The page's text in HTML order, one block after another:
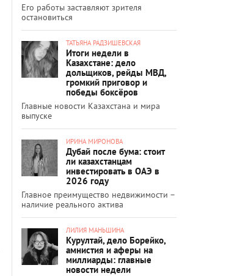
Его работы заставляют зрителя
остановиться
ТАТЬЯНА РАДЗИШЕВСКАЯ
Итоги недели в
Казахстане: дело
дольщиков, рейды МВД,
громкий приговор и
победы боксёров
Главные новости Казахстана и мира
выпуске
ИРИНА МИРОНОВА
Дубай после бума: стоит
ли казахстанцам
инвестировать в ОАЭ в
2026 году
Главное преимущество недвижимости –
наличие реального актива
ЛИЛИЯ МАНЬШИНА
Курултай, дело Борейко,
амнистия и аферы на
миллиарды: главные
новости недели